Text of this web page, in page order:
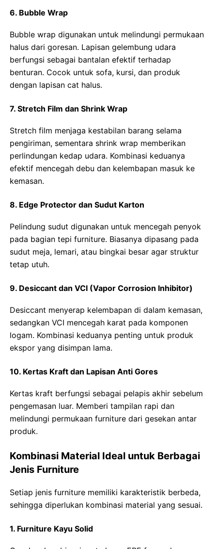
6. Bubble Wrap
Bubble wrap digunakan untuk melindungi permukaan
halus dari goresan. Lapisan gelembung udara
berfungsi sebagai bantalan efektif terhadap
benturan. Cocok untuk sofa, kursi, dan produk
dengan lapisan cat halus.
7. Stretch Film dan Shrink Wrap
Stretch film menjaga kestabilan barang selama
pengiriman, sementara shrink wrap memberikan
perlindungan kedap udara. Kombinasi keduanya
efektif mencegah debu dan kelembapan masuk ke
kemasan.
8. Edge Protector dan Sudut Karton
Pelindung sudut digunakan untuk mencegah penyok
pada bagian tepi furniture. Biasanya dipasang pada
sudut meja, lemari, atau bingkai besar agar struktur
tetap utuh.
9. Desiccant dan VCI (Vapor Corrosion Inhibitor)
Desiccant menyerap kelembapan di dalam kemasan,
sedangkan VCI mencegah karat pada komponen
logam. Kombinasi keduanya penting untuk produk
ekspor yang disimpan lama.
10. Kertas Kraft dan Lapisan Anti Gores
Kertas kraft berfungsi sebagai pelapis akhir sebelum
pengemasan luar. Memberi tampilan rapi dan
melindungi permukaan furniture dari gesekan antar
produk.
Kombinasi Material Ideal untuk Berbagai
Jenis Furniture
Setiap jenis furniture memiliki karakteristik berbeda,
sehingga diperlukan kombinasi material yang sesuai.
1. Furniture Kayu Solid